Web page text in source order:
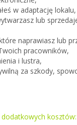
w adaptację lokalu,
lub
naprawiasz lub
pracowników,
i lustra,
za szkody,
dodatkowych kosztów: